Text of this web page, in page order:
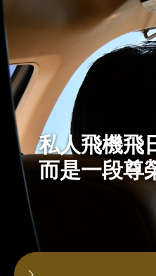
私人飛機飛
而是一段尊